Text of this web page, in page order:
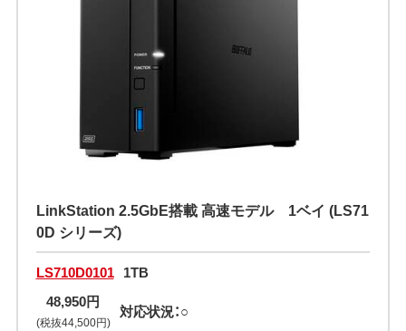
LinkStation 2.5GbE搭載 高速モデル 1ベイ (LS71
0D シリーズ)
LS710D0101 1TB
48,950円
(税抜44,500円)
対応状況：○